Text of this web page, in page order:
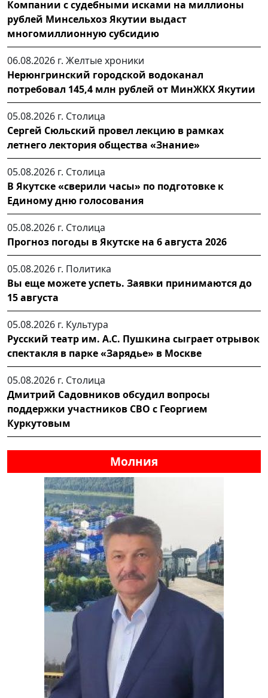
Компании с судебными исками на миллионы
рублей Минсельхоз Якутии выдаст
многомиллионную субсидию
06.08.2026 г. Желтые хроники
Нерюнгринский городской водоканал
потребовал 145,4 млн рублей от МинЖКХ Якутии
05.08.2026 г. Столица
Сергей Сюльский провел лекцию в рамках
летнего лектория общества «Знание»
05.08.2026 г. Столица
В Якутске «сверили часы» по подготовке к
Единому дню голосования
05.08.2026 г. Столица
Прогноз погоды в Якутске на 6 августа 2026
05.08.2026 г. Политика
Вы еще можете успеть. Заявки принимаются до
15 августа
05.08.2026 г. Культура
Русский театр им. А.С. Пушкина сыграет отрывок
спектакля в парке «Зарядье» в Москве
05.08.2026 г. Столица
Дмитрий Садовников обсудил вопросы
поддержки участников СВО с Георгием
Куркутовым
Молния